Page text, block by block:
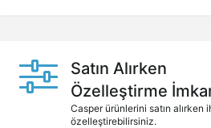
Satın Alırken
Özelleştirme
Casper ürünlerini satın alırken
özelleştirebilirsiniz.